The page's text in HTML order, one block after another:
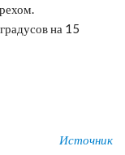
на 15
Источник